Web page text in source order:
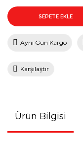
SEPETE EKLE
Aynı Gün Kargo
Karşılaştır
Ürün Bilgisi